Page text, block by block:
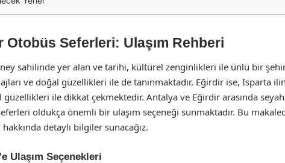
Otobüs Seferleri: Ulaşım Rehberi
sahilinde yer alan ve tarihi, kültürel zenginlikleri ile ünlü bir
ve doğal güzellikleri ile de tanınmaktadır. Eğirdir ise, Isparta
ile dikkat çekmektedir. Antalya ve Eğirdir arasında
oldukça önemli bir ulaşım seçeneği sunmaktadır. Bu
detaylı bilgiler sunacağız.
Ulaşım Seçenekleri